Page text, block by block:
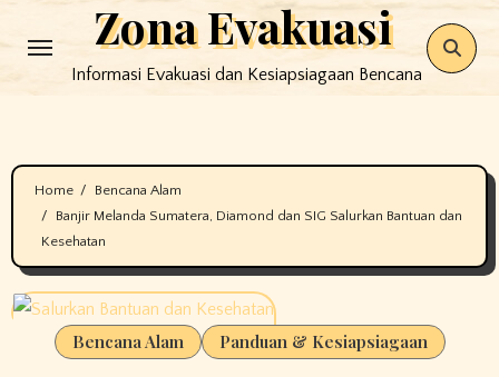
to
Zona Evakuasi
Informasi Evakuasi dan Kesiapsiagaan Bencana
Home
Bencana Alam
Banjir Melanda Sumatera, Diamond dan SIG Salurkan Bantuan dan
Kesehatan
Bencana Alam Panduan & Kesiapsiagaan